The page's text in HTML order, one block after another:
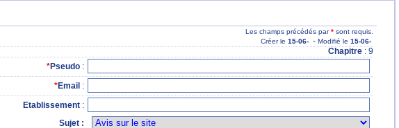
Les champs précédés par* sont requis.
Créer le 15-06- - Modifié le 15-06-
Chapitre : 9
*Pseudo :
*Email :
Etablissement :
Sujet :